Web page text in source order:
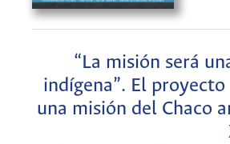
“La misión será
indígena”. El
una misión del Chaco